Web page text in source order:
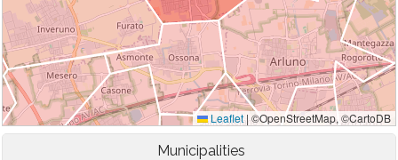
Municipalities